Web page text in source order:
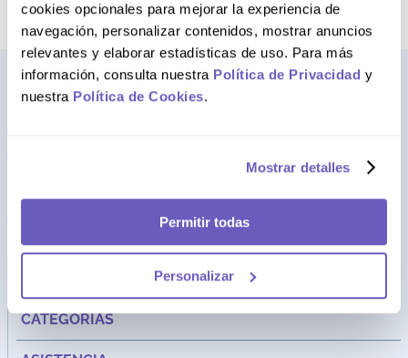
cookies opcionales para mejorar la experiencia de
navegación, personalizar contenidos, mostrar anuncios
relevantes y elaborar estadísticas de uso. Para más
información, consulta nuestra Política de Privacidad y
nuestra Política de Cookies.
Mostrar detalles
Permitir todas
Personalizar
Dirección:Av. Santa Cecilia Nro. 265 Ate - Lima, Perú
CATEGORÍAS